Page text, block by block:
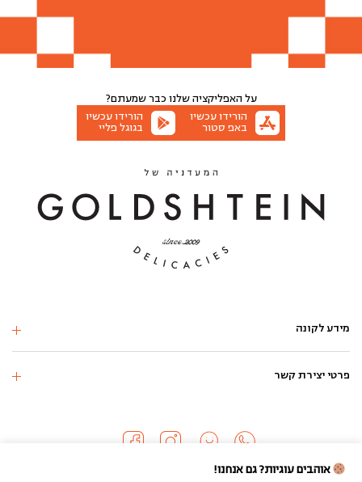
על האפליקציה שלנו כבר שמעתם?
הורידו עכשיו
באפ סטור
הורידו עכשיו
בגוגל פליי
מידע לקונה
פרטי יצירת קשר
אוהבים עוגיות? גם אנחנו!